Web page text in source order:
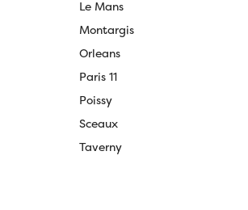
Le Mans
Montargis
Orleans
Paris 11
Poissy
Sceaux
Taverny